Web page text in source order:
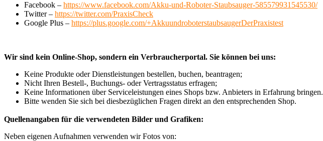
Facebook – https://www.facebook.com/Akku-und-Roboter-Staubsauger-585579931545530/
Twitter – https://twitter.com/PraxisCheck
Google Plus – https://plus.google.com/+AkkuundroboterstaubsaugerDerPraxistest
Wir sind kein Online-Shop, sondern ein Verbraucherportal. Sie können bei uns:
Keine Produkte oder Dienstleistungen bestellen, buchen, beantragen;
Nicht Ihren Bestell-, Buchungs- oder Vertragsstatus erfragen;
Keine Informationen über Serviceleistungen eines Shops bzw. Anbieters in Erfahrung bringen.
Bitte wenden Sie sich bei diesbezüglichen Fragen direkt an den entsprechenden Shop.
Quellenangaben für die verwendeten Bilder und Grafiken:
Neben eigenen Aufnahmen verwenden wir Fotos von: